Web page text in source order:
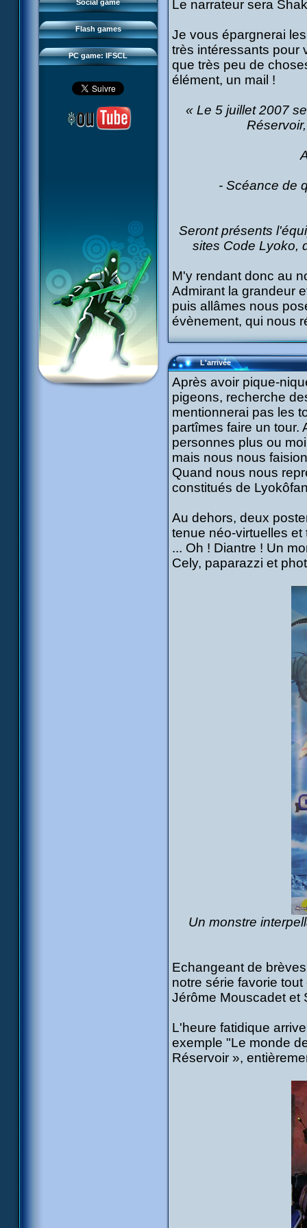
Social game
Flash games
Sector 2 Escape
PC game: IFSCL
Downloads
IFSCL network
Le narrateur sera
Je vous épargnerai
très intéressants pour
que très peu de
élément, un mail !
« Le 5 juillet 2007
- Scéance de
Seront présents
sites Code Lyoko,
M'y rendant donc au
Admirant la grandeur
puis allâmes nous
évènement, qui nous
L'arrivée
Après avoir pique-
pigeons, recherche
mentionnerai pas les
partîmes faire un tour.
personnes plus ou
mais nous nous
Quand nous nous
constitués de
Au dehors, deux
tenue néo-virtuelles et
... Oh ! Diantre ! Un
Cely, paparazzi et
Un monstre
Echangeant de
notre série favorie
Jérôme Mouscadet et
L'heure fatidique
exemple "Le monde
Réservoir »,